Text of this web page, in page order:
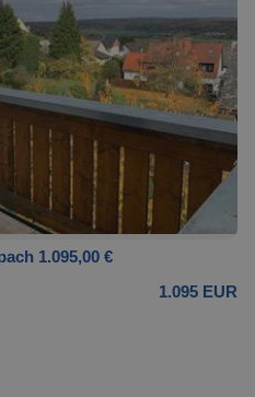
1.095,00 €
1.095 EUR